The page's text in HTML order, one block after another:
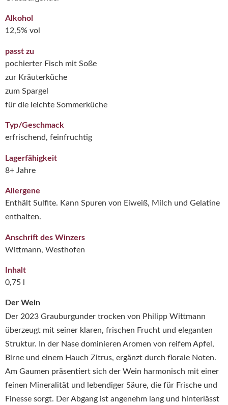
Der Wein
Der 2023 Grauburgunder trocken von Philipp Wittmann
überzeugt mit seiner klaren, frischen Frucht und eleganten
Struktur. In der Nase dominieren Aromen von reifem Apfel,
Birne und einem Hauch Zitrus, ergänzt durch florale Noten.
Am Gaumen präsentiert sich der Wein harmonisch mit einer
feinen Mineralität und lebendiger Säure, die für Frische und
Finesse sorgt. Der Abgang ist angenehm lang und hinterlässt
Alkohol
12,5% vol
passt zu
pochierter Fisch mit Soße
zur Kräuterküche
zum Spargel
für die leichte Sommerküche
Typ/Geschmack
erfrischend, feinfruchtig
Lagerfähigkeit
8+ Jahre
Allergene
Enthält Sulfite. Kann Spuren von Eiweiß, Milch und Gelatine
enthalten.
Anschrift des Winzers
Wittmann, Westhofen
Inhalt
0,75 l